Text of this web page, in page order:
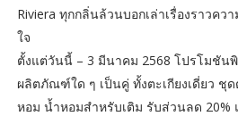
Riviera ทุกกลิ่นล้วนบอกเล่าเรื่องราวคว
ใจ
ตั้งแต่วันนี้ – 3 มีนาคม 2568 โปรโมชัน
ผลิตภัณฑ์ใด ๆ เป็นคู่ ทั้งตะเกียงเดี่ยว ชุด
หอม น้ำหอมสำหรับเติม รับส่วนลด 20%